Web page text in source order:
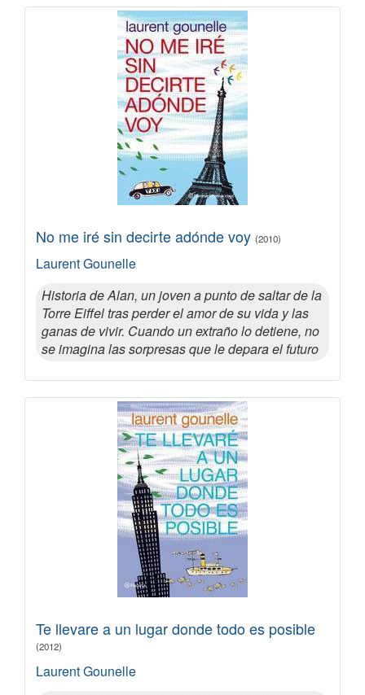
No me iré sin decirte adónde voy (2010)
Laurent Gounelle
Historia de Alan, un joven a punto de saltar de la
Torre Eiffel tras perder el amor de su vida y las
ganas de vivir. Cuando un extraño lo detiene, no
se imagina las sorpresas que le depara el futuro
Te llevare a un lugar donde todo es posible
(2012)
Laurent Gounelle